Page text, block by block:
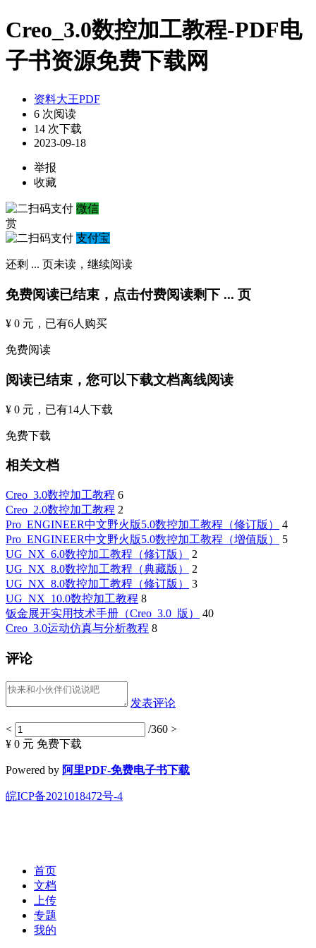
Creo_3.0数控加工教程-PDF电
子书资源免费下载网
资料大王PDF
6 次阅读
14 次下载
2023-09-18
举报
收藏
微信
赏
支付宝
还剩 ... 页未读， 继续阅读
免费阅读已结束，点击付费阅读剩下 ... 页
¥ 0 元 ，已有6人购买
免费阅读
阅读已结束，您可以下载文档离线阅读
¥ 0 元 ，已有14人下载
免费下载
相关文档
Creo_3.0数控加工教程 6
Creo_2.0数控加工教程 2
Pro_ENGINEER中文野火版5.0数控加工教程（修订版）
4
Pro_ENGINEER中文野火版5.0数控加工教程（增值版）
5
UG_NX_6.0数控加工教程（修订版）
2
UG_NX_8.0数控加工教程（典藏版）
2
UG_NX_8.0数控加工教程（修订版）
3
UG_NX_10.0数控加工教程 8
钣金展开实用技术手册（Creo_3.0_版）
40
Creo_3.0运动仿真与分析教程 8
评论
发表评论
< /360 >
¥ 0 元 免费下载
Powered by 阿里PDF-免费电子书下载
皖ICP备2021018472号-4
首页
文档
上传
专题
我的